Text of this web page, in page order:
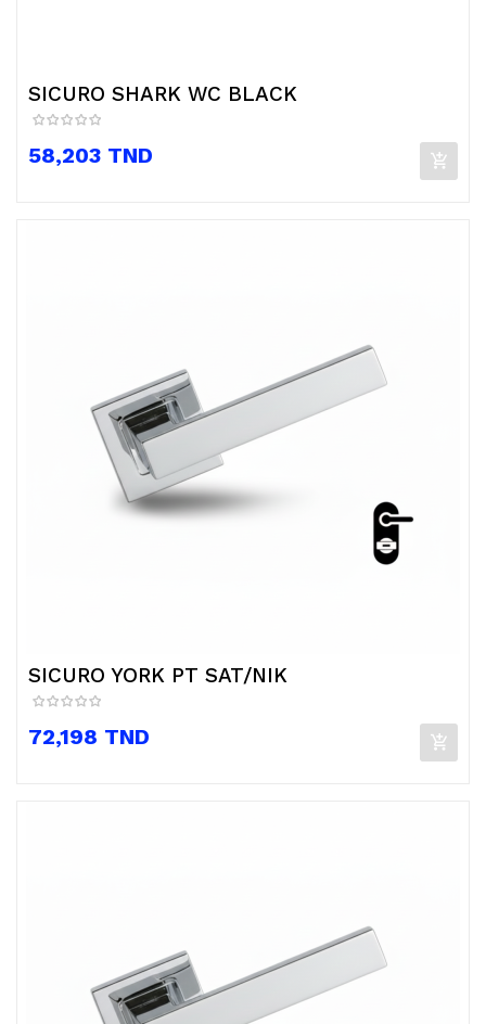
SICURO SHARK WC BLACK
Prix
58,203 TND
SICURO YORK PT SAT/NIK
Prix
72,198 TND